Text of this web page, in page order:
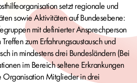
setzt regionale und
sowie Aktivitäten auf Bundesebene:
mit definierter Ansprechperson
zum Erfahrungsaustausch und
in mindestens drei Bundesländern (Bei
im Bereich seltene Erkrankungen
Organisation Mitglieder in drei